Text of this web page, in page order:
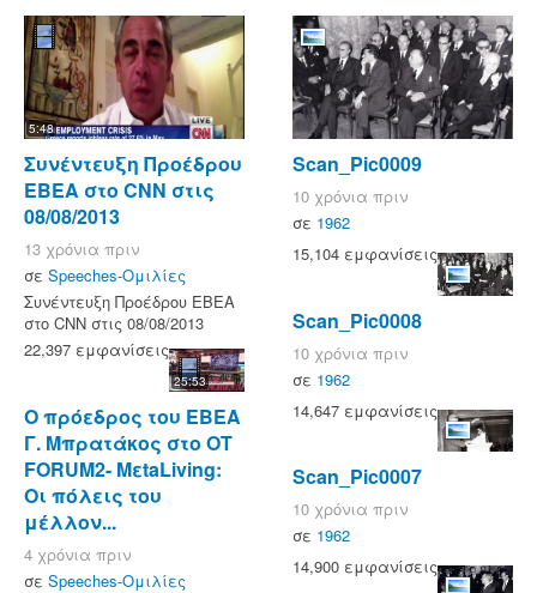
5:48
Συνέντευξη Προέδρου
ΕΒΕΑ στο CNN στις
08/08/2013
13 χρόνια πριν
σε Speeches-Ομιλίες
Συνέντευξη Προέδρου ΕΒΕΑ
στο CNN στις 08/08/2013
22,397 εμφανίσεις
25:53
Ο πρόεδρος του ΕΒΕΑ
Γ. Μπρατάκος στο OT
FORUM2- MεtaLiving:
Οι πόλεις του
μέλλον...
4 χρόνια πριν
σε Speeches-Ομιλίες
Scan_Pic0009
10 χρόνια πριν
σε 1962
15,104 εμφανίσεις
Scan_Pic0008
10 χρόνια πριν
σε 1962
14,647 εμφανίσεις
Scan_Pic0007
10 χρόνια πριν
σε 1962
14,900 εμφανίσεις